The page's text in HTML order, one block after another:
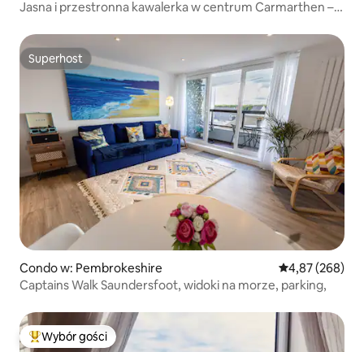
Jasna i przestronna kawalerka w centrum Carmarthen –
Superhost
Superhost
Condo w: Pembrokeshire Średnia
4,87 (268)
Captains Walk Saundersfoot, widoki na morze, parking,
Najpopularniejsze z kategorii Wybór gości
Wybór gości